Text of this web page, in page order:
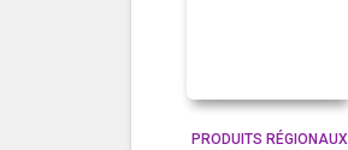
PRODUITS RÉGIONAUX